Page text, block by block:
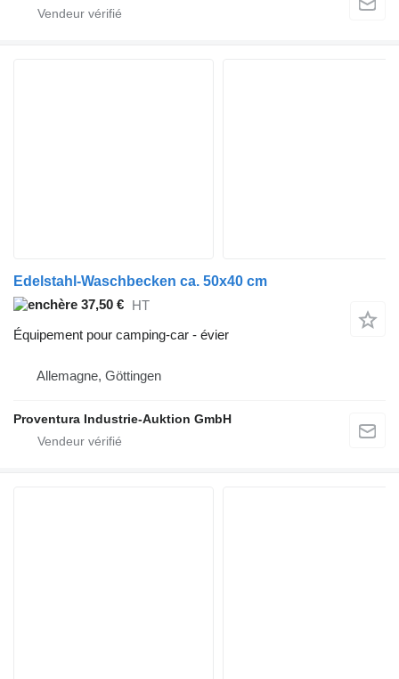
Edelstahl-Waschbecken ca. 50x40 cm
37,50 € HT
Équipement pour camping-car - évier
Allemagne, Göttingen
Proventura Industrie-Auktion GmbH